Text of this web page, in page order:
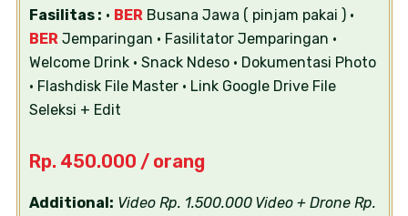
Fasilitas : • BERBusana Jawa ( pinjam pakai )•
BERJemparingan • Fasilitator Jemparingan •
Welcome Drink• Snack Ndeso• Dokumentasi Photo
• Flashdisk File Master• Link Google Drive File
Seleksi + Edit
Rp. 450.000 / orang
Additional: Video Rp. 1.500.000Video + Drone Rp.